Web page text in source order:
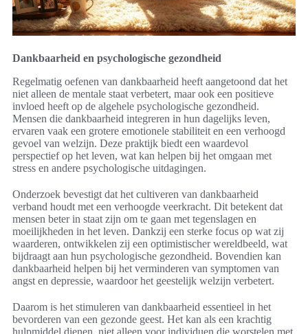
Dankbaarheid en psychologische gezondheid
Regelmatig oefenen van dankbaarheid heeft aangetoond dat het
niet alleen de mentale staat verbetert, maar ook een positieve
invloed heeft op de algehele psychologische gezondheid.
Mensen die dankbaarheid integreren in hun dagelijks leven,
ervaren vaak een grotere emotionele stabiliteit en een verhoogd
gevoel van welzijn. Deze praktijk biedt een waardevol
perspectief op het leven, wat kan helpen bij het omgaan met
stress en andere psychologische uitdagingen.
Onderzoek bevestigt dat het cultiveren van dankbaarheid
verband houdt met een verhoogde veerkracht. Dit betekent dat
mensen beter in staat zijn om te gaan met tegenslagen en
moeilijkheden in het leven. Dankzij een sterke focus op wat zij
waarderen, ontwikkelen zij een optimistischer wereldbeeld, wat
bijdraagt aan hun psychologische gezondheid. Bovendien kan
dankbaarheid helpen bij het verminderen van symptomen van
angst en depressie, waardoor het geestelijk welzijn verbetert.
Daarom is het stimuleren van dankbaarheid essentieel in het
bevorderen van een gezonde geest. Het kan als een krachtig
hulpmiddel dienen, niet alleen voor individuen die worstelen met